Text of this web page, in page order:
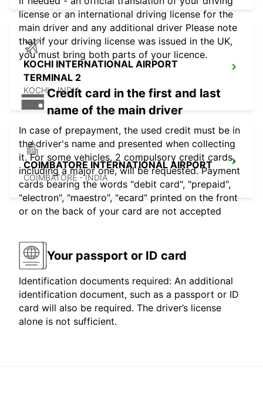
KOCHI INTERNATIONAL AIRPORT
TERMINAL 2
KOCHI - INDIA
COIMBATORE INTERNATIONAL AIRPORT
COIMBATORE - INDIA
license or an international driving license for the
main driver and any additional driver Please note
that if your driving license was issued in the UK,
you must bring both parts of your licence.
Credit card in the first and last
name of the main driver
In case of prepayment, the used credit must be in
the driver's name and presented when collecting
it. For some vehicles, 2 compulsory credit cards,
including a major one, will be requested. Payment
cards bearing the words "debit card", "prepaid",
"electron", "maestro", "ecard" printed on the front
or on the back of your card are not accepted
Your passport or ID card
Identification documents required: An additional
identification document, such as a passport or ID
card will also be required. The driver’s license
alone is not sufficient.